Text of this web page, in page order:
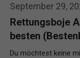
September 29,
Rettungsboje
besten
Du möchtest keine